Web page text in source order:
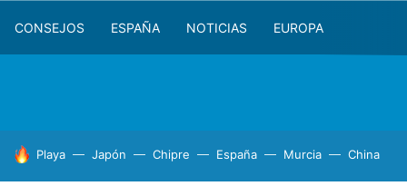
CONSEJOS ESPAÑA NOTICIAS EUROPA
HOY SE HABLA DE
Playa Japón Chipre España Murcia China